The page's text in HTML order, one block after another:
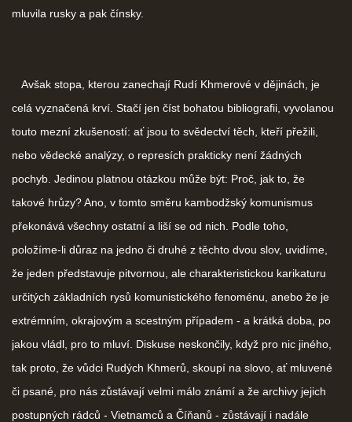
mluvila rusky a pak čínsky.
Avšak stopa, kterou zanechají Rudí Khmerové v dějinách, je
celá vyznačená krví. Stačí jen číst bohatou bibliografii, vyvolanou
touto mezní zkušeností: ať jsou to svědectví těch, kteří přežili,
nebo vědecké analýzy, o represích prakticky není žádných
pochyb. Jedinou platnou otázkou může být: Proč, jak to, že
takové hrůzy? Ano, v tomto směru kambodžský komunismus
překonává všechny ostatní a liší se od nich. Podle toho,
položíme-li důraz na jedno či druhé z těchto dvou slov, uvidíme,
že jeden představuje pitvornou, ale charakteristickou karikaturu
určitých základních rysů komunistického fenoménu, anebo že je
extrémním, okrajovým a scestným případem - a krátká doba, po
jakou vládl, pro to mluví. Diskuse neskončily, když pro nic jiného,
tak proto, že vůdci Rudých Khmerů, skoupí na slovo, ať mluvené
či psané, pro nás zůstávají velmi málo známí a že archivy jejich
postupných rádců - Vietnamců a Číňanů - zůstávají i nadále